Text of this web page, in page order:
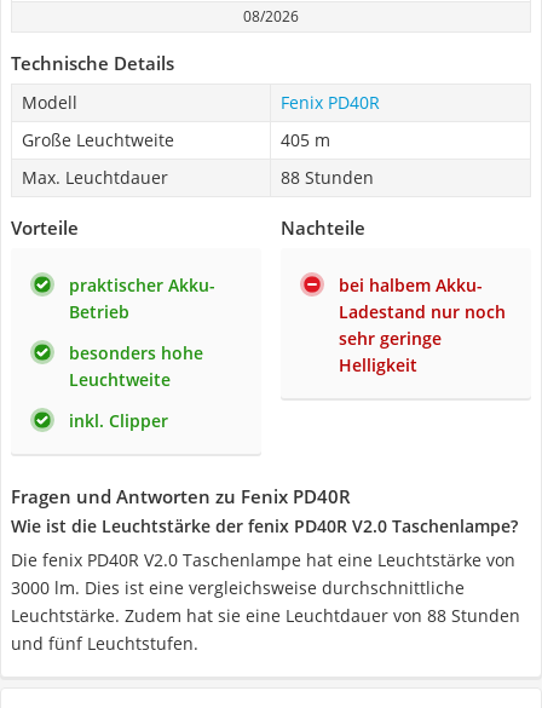
08/2026
Technische Details
Modell
Fenix PD40R
Große Leuchtweite
405 m
Max. Leuchtdauer
88 Stunden
Vorteile
praktischer Akku-
Betrieb
besonders hohe
Leuchtweite
inkl. Clipper
Nachteile
bei halbem Akku-
Ladestand nur noch
sehr geringe
Helligkeit
Fragen und Antworten zu Fenix PD40R
Wie ist die Leuchtstärke der fenix PD40R V2.0 Taschenlampe?
Die fenix PD40R V2.0 Taschenlampe hat eine Leuchtstärke von
3000 lm. Dies ist eine vergleichsweise durchschnittliche
Leuchtstärke. Zudem hat sie eine Leuchtdauer von 88 Stunden
und fünf Leuchtstufen.